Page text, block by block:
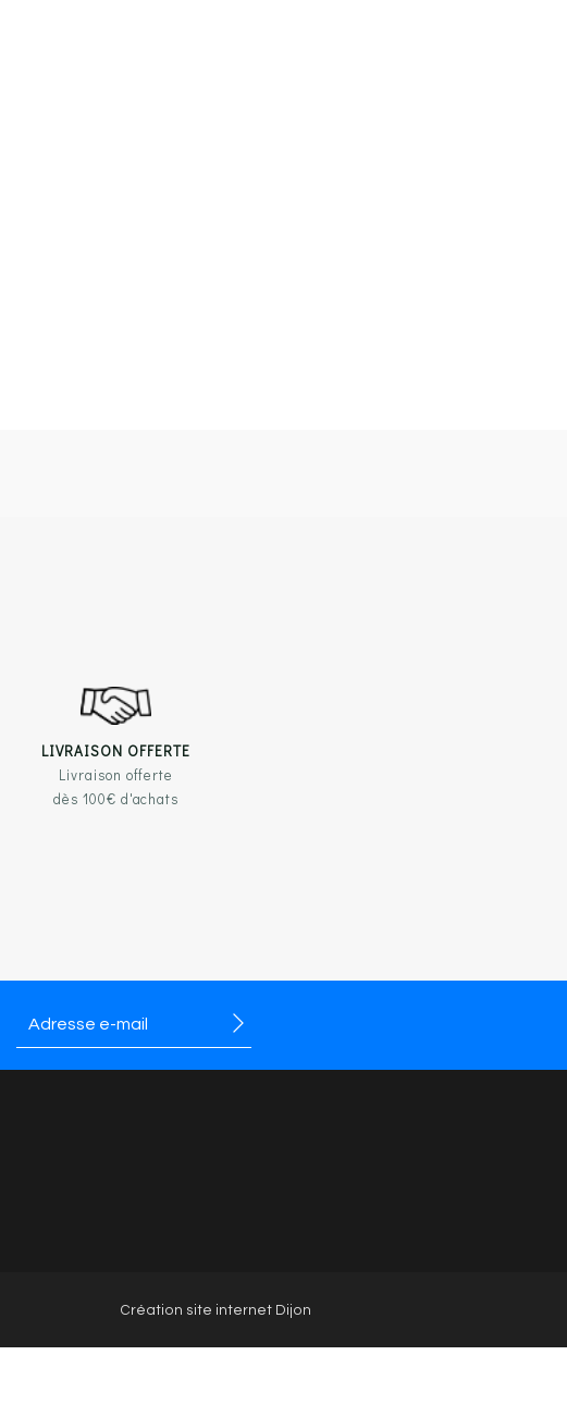
LIVRAISON OFFERTE
Livraison offerte
dès 100€ d'achats
Presse
Contact
Création site internet Dijon